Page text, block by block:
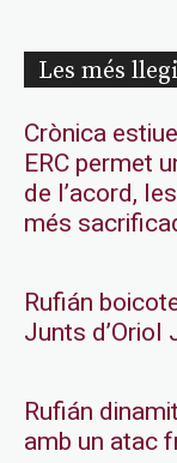
Les més
Crònica
ERC permet
de l’acord,
més
Rufián
Junts d’Oriol
Rufián
amb un atac